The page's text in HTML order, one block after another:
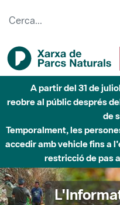
Fins al desembre
Afectacions a la llera
obres de